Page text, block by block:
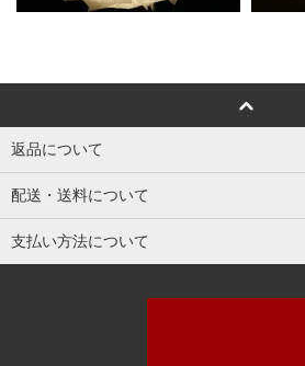
返品について
配送・送料について
支払い方法について